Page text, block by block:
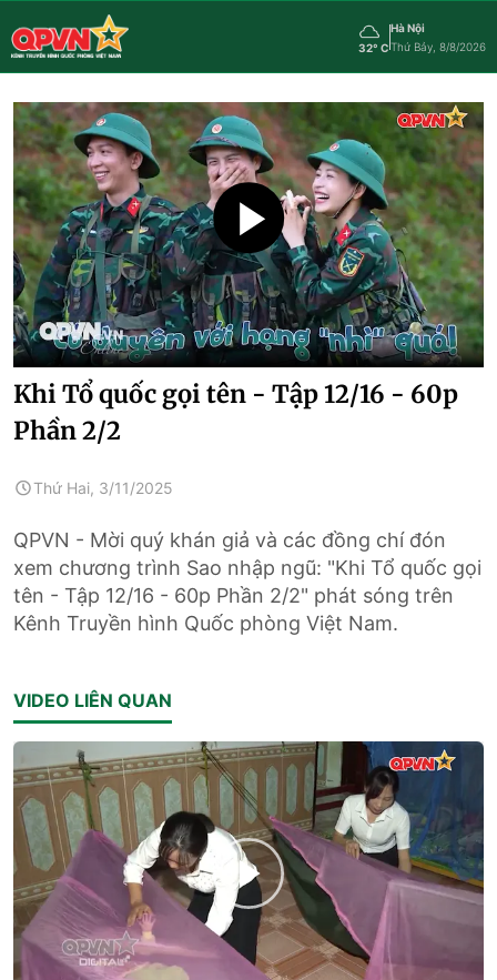
32° C
Hà Nội
Thứ Bảy, 8/8/2026
Khi Tổ quốc gọi tên - Tập 12/16 - 60p
Phần 2/2
Thứ Hai, 3/11/2025
QPVN - Mời quý khán giả và các đồng chí đón
xem chương trình Sao nhập ngũ: "Khi Tổ quốc gọi
tên - Tập 12/16 - 60p Phần 2/2" phát sóng trên
Kênh Truyền hình Quốc phòng Việt Nam.
VIDEO LIÊN QUAN